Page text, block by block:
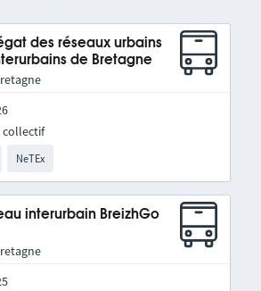
des réseaux urbains
de Bretagne
NeTEx
interurbain BreizhGo